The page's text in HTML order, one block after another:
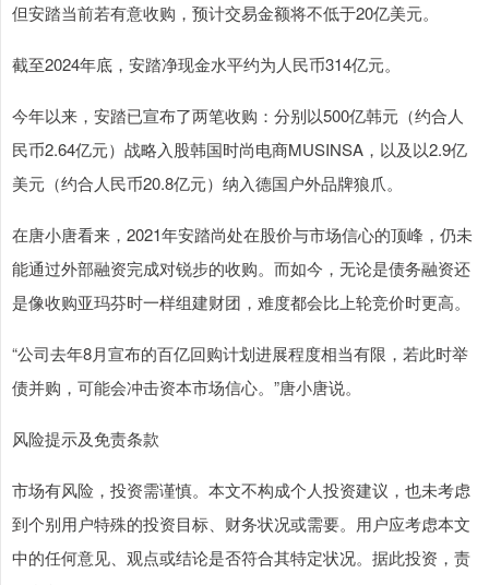
但安踏当前若有意收购，预计交易金额将不低于20亿美元。
截至2024年底，安踏净现金水平约为人民币314亿元。
今年以来，安踏已宣布了两笔收购：分别以500亿韩元（约合人
民币2.64亿元）战略入股韩国时尚电商MUSINSA，以及以2.9亿
美元（约合人民币20.8亿元）纳入德国户外品牌狼爪。
在唐小唐看来，2021年安踏尚处在股价与市场信心的顶峰，仍未
能通过外部融资完成对锐步的收购。而如今，无论是债务融资还
是像收购亚玛芬时一样组建财团，难度都会比上轮竞价时更高。
“公司去年8月宣布的百亿回购计划进展程度相当有限，若此时举
债并购，可能会冲击资本市场信心。”唐小唐说。
风险提示及免责条款
市场有风险，投资需谨慎。本文不构成个人投资建议，也未考虑
到个别用户特殊的投资目标、财务状况或需要。用户应考虑本文
中的任何意见、观点或结论是否符合其特定状况。据此投资，责